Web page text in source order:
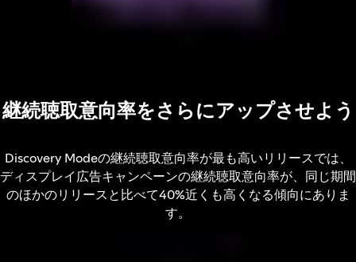
継続聴取意向率をさらにアップさせよう
Discovery Modeの継続聴取意向率が最も高いリリースでは、
ディスプレイ広告キャンペーンの継続聴取意向率が、同じ期間
のほかのリリースと比べて40%近くも高くなる傾向にありま
す。